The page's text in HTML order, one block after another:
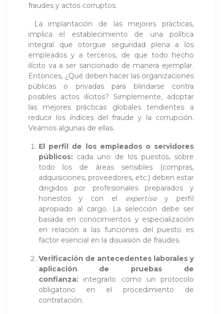
fraudes y actos corruptos.
La implantación de las mejores prácticas,
implica el establecimiento de una política
integral que otorgue seguridad plena a los
empleados y a terceros, de que todo hecho
ilícito va a ser sancionado de manera ejemplar.
Entonces, ¿Qué deben hacer las organizaciones
públicas o privadas para blindarse contra
posibles actos ilícitos? Simplemente, adoptar
las mejores prácticas globales tendientes a
reducir los índices del fraude y la corrupción.
Veamos algunas de ellas.
El perfil de los empleados o servidores
públicos: cada uno de los puestos, sobre
todo los de áreas sensibles (compras,
adquisiciones, proveedores, etc.) deben estar
dirigidos por profesionales preparados y
honestos y con el expertisey perfil
apropiado al cargo. La selección debe ser
basada en conocimientos y especialización
en relación a las funciones del puesto es
factor esencial en la disuasión de fraudes.
Verificación de antecedentes laborales y
aplicación de pruebas de
confianza: integrarlo como un protocolo
obligatorio en el procedimiento de
contratación.